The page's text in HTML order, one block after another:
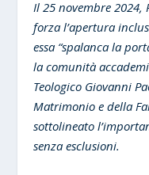
Il 25 novembre 2024,
forza l’apertura
essa “spalanca la
la comunità
Teologico Giovanni
Matrimonio e della
sottolineato
senza esclusioni.